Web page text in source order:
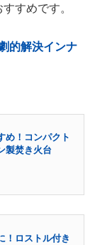
すめです。
的解決インナ
め！コンパクト
製焚き火台
！ロストル付き